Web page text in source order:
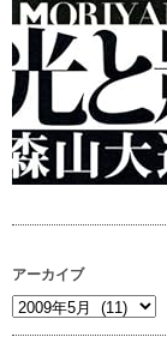
アーカイブ
ア
ー